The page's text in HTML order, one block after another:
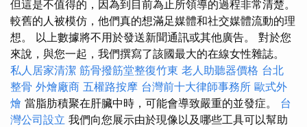
但這是不值得的，因為到目前為止所領導的過程非常清楚。
較舊的人被模仿，他們真的想滿足媒體和社交媒體流動的理
想。 以上數據將不用於發送新聞通訊或其他廣告。 對於您
來說，與您一起，我們撰寫了該國最大的在線女性雜誌。
私人居家清潔 筋骨撥筋堂整復竹東 老人助聽器價格 台北
整骨 外燴廠商 五權路按摩 台灣前十大律師事務所 歐式外
燴 當脂肪積聚在肝臟中時，可能會導致嚴重的並發症。 台
灣公司設立 我們向您展示由於現像以及哪些工具可以幫助